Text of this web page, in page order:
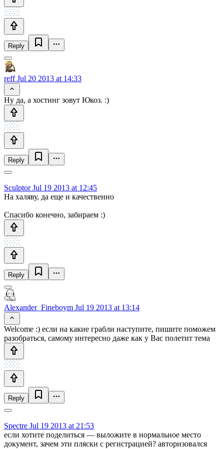
Reply
reffJul 20 2013 at 14:33
Ну да, а хостинг зовут Юкоз. :)
Reply
SculptorJul 19 2013 at 12:45
На халяву, да еще и качественно
Спасибо конечно, забираем :)
Reply
Alexander_Fineboym Jul 19 2013 at 13:14
Welcome :) если на какие грабли наступите, пишите поможем
разобраться, самому интересно даже как у Вас полетит тема
Reply
Spectre Jul 19 2013 at 21:53
если хотите поделиться — выложите в нормальное место
документ, зачем эти пляски с регистрацией? авторизовался